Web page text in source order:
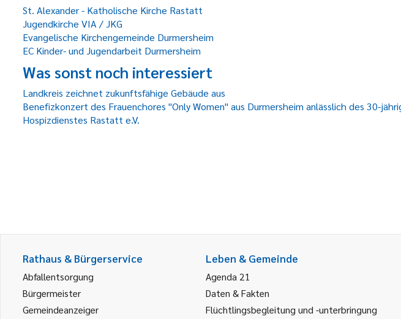
St. Alexander - Katholische Kirche Rastatt
Jugendkirche VIA / JKG
Evangelische Kirchengemeinde Durmersheim
EC Kinder- und Jugendarbeit Durmersheim
Was sonst noch interessiert
Landkreis zeichnet zukunftsfähige Gebäude aus
Benefizkonzert des Frauenchores "Only Women" aus Durmersheim anlässlich des 30-
Hospizdienstes Rastatt e.V.
Rathaus & Bürgerservice
Abfallentsorgung
Bürgermeister
Gemeindeanzeiger
Leben & Gemeinde
Agenda 21
Daten & Fakten
Flüchtlingsbegleitung und -unterbringung